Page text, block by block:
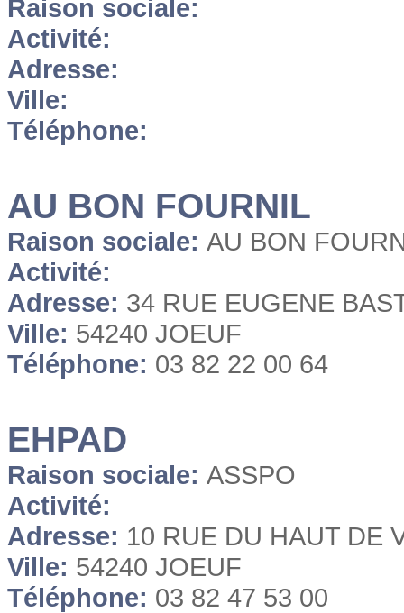
Raison sociale:
Activité:
Adresse:
Ville:
Téléphone:
AU BON FOURNIL
Raison sociale: AU BON
Activité:
Adresse: 34 RUE EUGENE
Ville: 54240 JOEUF
Téléphone: 03 82 22 00 64
EHPAD
Raison sociale: ASSPO
Activité:
Adresse: 10 RUE DU HAUT DE
Ville: 54240 JOEUF
Téléphone: 03 82 47 53 00